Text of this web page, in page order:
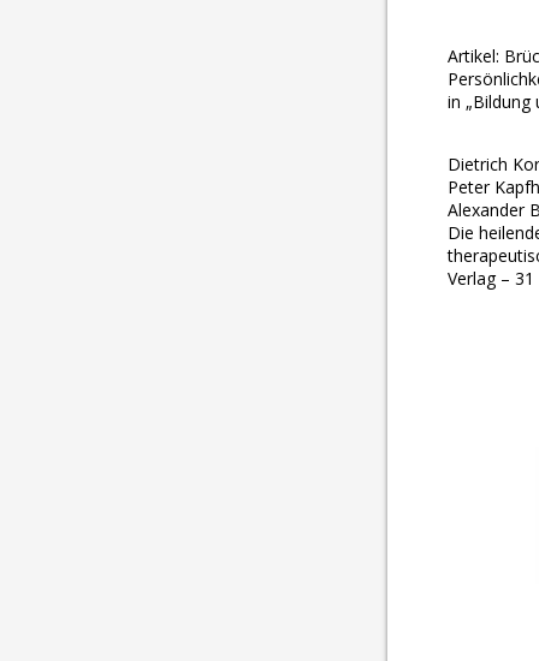
Artikel:
in „Bildung
Dietrich
Peter
Alexander
Die
Verlag –